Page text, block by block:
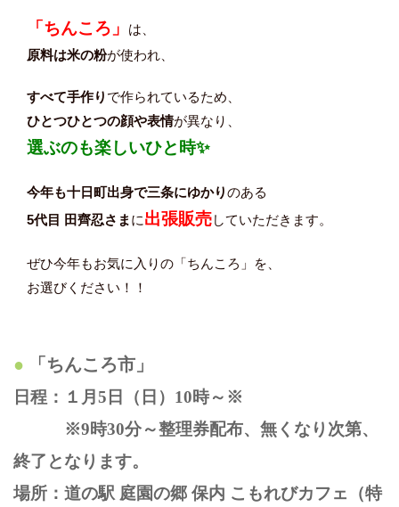
「ちんころ」
は、
原料は米の粉が使われ、
すべて手作り で作られているため、
ひとつひとつの顔や表情が異なり、
選ぶのも楽しいひと時✨
今年も十日町出身で三条にゆかりのある
5代目 田齊忍さま に出張販売していただきます。
ぜひ今年もお気に入りの「ちんころ」を、
お選びください！！
「ちんころ市」
日程：１月5日（日）10時～※
※9時30分～整理券配布、無くなり次第、
終了となります。
場所：道の駅 庭園の郷 保内 こもれびカフェ（特